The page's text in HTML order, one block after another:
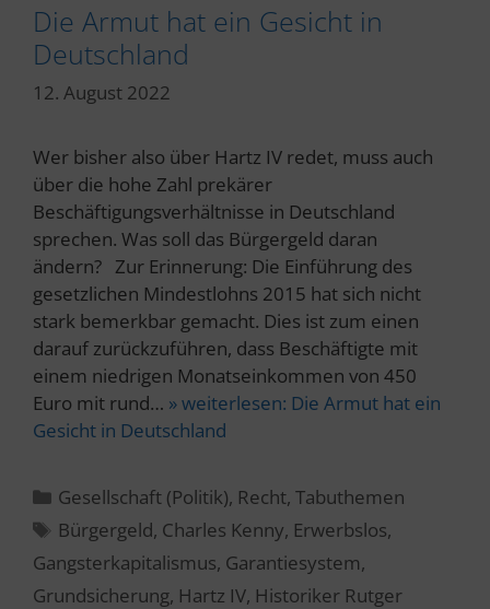
Die Armut hat ein Gesicht in
Deutschland
12. August 2022
Wer bisher also über Hartz IV redet, muss auch
über die hohe Zahl prekärer
Beschäftigungsverhältnisse in Deutschland
sprechen. Was soll das Bürgergeld daran
ändern? Zur Erinnerung: Die Einführung des
gesetzlichen Mindestlohns 2015 hat sich nicht
stark bemerkbar gemacht. Dies ist zum einen
darauf zurückzuführen, dass Beschäftigte mit
einem niedrigen Monatseinkommen von 450
Euro mit rund… » weiterlesen: Die Armut hat ein
Gesicht in Deutschland
Kategorien
Gesellschaft (Politik), Recht,Tabuthemen
Schlagwörter
Bürgergeld, Charles Kenny, Erwerbslos,
Gangsterkapitalismus, Garantiesystem,
Grundsicherung, Hartz IV, Historiker Rutger